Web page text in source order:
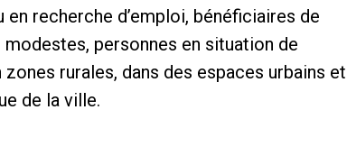
recherche d’emploi, bénéficiaires de
personnes en situation de
rurales, dans des espaces urbains et
de la ville.